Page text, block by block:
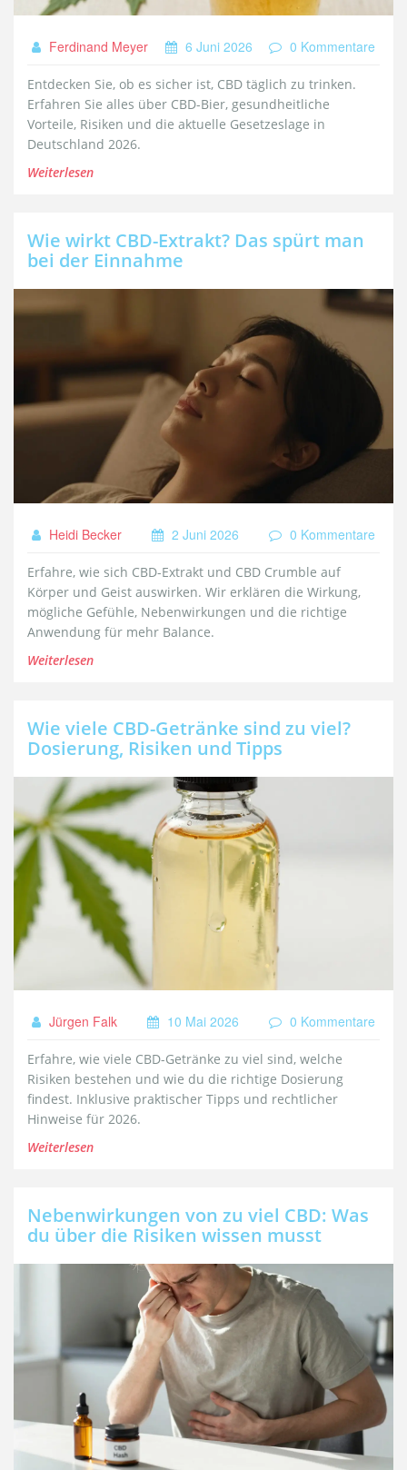
Ferdinand Meyer 6 Juni 2026 0 Kommentare
Entdecken Sie, ob es sicher ist, CBD täglich zu trinken.
Erfahren Sie alles über CBD-Bier, gesundheitliche
Vorteile, Risiken und die aktuelle Gesetzeslage in
Deutschland 2026.
Weiterlesen
Wie wirkt CBD-Extrakt? Das spürt man
bei der Einnahme
Heidi Becker 2 Juni 2026 0 Kommentare
Erfahre, wie sich CBD-Extrakt und CBD Crumble auf
Körper und Geist auswirken. Wir erklären die Wirkung,
mögliche Gefühle, Nebenwirkungen und die richtige
Anwendung für mehr Balance.
Weiterlesen
Wie viele CBD-Getränke sind zu viel?
Dosierung, Risiken und Tipps
Jürgen Falk 10 Mai 2026 0 Kommentare
Erfahre, wie viele CBD-Getränke zu viel sind, welche
Risiken bestehen und wie du die richtige Dosierung
findest. Inklusive praktischer Tipps und rechtlicher
Hinweise für 2026.
Weiterlesen
Nebenwirkungen von zu viel CBD: Was
du über die Risiken wissen musst